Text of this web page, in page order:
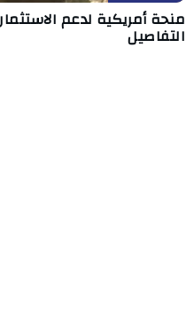
منحة أمريكية لدعم
التفاصيل